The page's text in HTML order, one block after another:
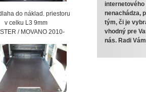
internetového
nenachádza,
tým, či je
vhodný pre
nás. Radi
do náklad. priestoru
L3 9mm
/ MOVANO 2010-